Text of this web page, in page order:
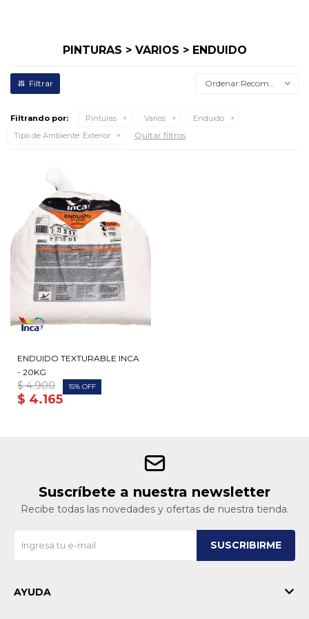
PINTURAS > VARIOS > ENDUIDO
Recomendados
Filtrando por: Pinturas Varios
Enduido
Tipo de Ambiente: Exterior Quitar filtros
ENDUIDO TEXTURABLE INCA
- 20KG
$ 4.165
$ 4.900 15
Suscríbete a nuestra newsletter
Recibe todas las novedades y ofertas de nuestra tienda.
SUSCRIBIRME
AYUDA